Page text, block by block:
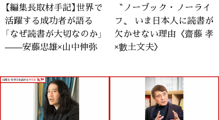
【編集長取材手記】世界で
活躍する成功者が語る
「なぜ読書が大切なのか」
——安藤忠雄×山中伸弥
〝ノーブック・ノーライ
フ〟 いま日本人に読書が
欠かせない理由〈齋藤 孝
×數土文夫〉